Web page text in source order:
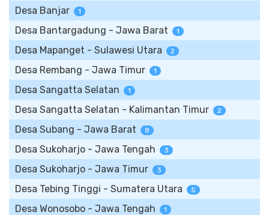
Desa Banjar 1
Desa Bantargadung - Jawa Barat 1
Desa Mapanget - Sulawesi Utara 2
Desa Rembang - Jawa Timur 1
Desa Sangatta Selatan 1
Desa Sangatta Selatan - Kalimantan Timur 2
Desa Subang - Jawa Barat 8
Desa Sukoharjo - Jawa Tengah 3
Desa Sukoharjo - Jawa Timur 3
Desa Tebing Tinggi - Sumatera Utara 5
Desa Wonosobo - Jawa Tengah 1